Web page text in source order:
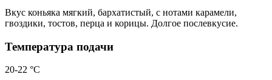
Вкус коньяка мягкий, бархатистый, с нотами карамели,
гвоздики, тостов, перца и корицы. Долгое послевкусие.
Температура подачи
20-22 °С